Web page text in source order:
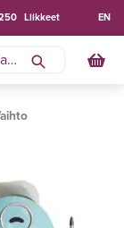
Liikkeet EN